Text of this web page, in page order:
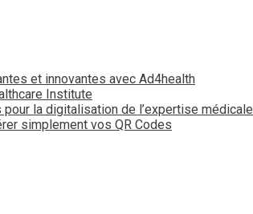
et innovantes avec Ad4health
Institute
pour la digitalisation de l’expertise médicale
simplement vos QR Codes